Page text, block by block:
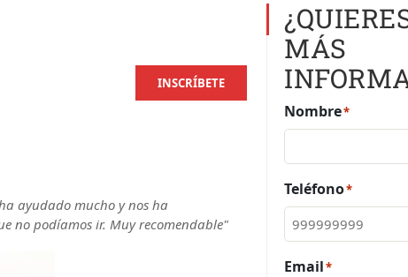
INSCRÍBETE
ayudado mucho y nos ha
no podíamos ir. Muy recomendable"
MÁS
Nombre*
Teléfono*
Email*